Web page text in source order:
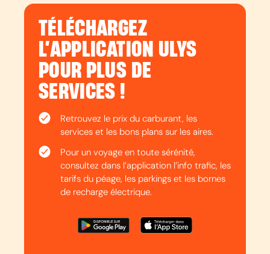
TÉLÉCHARGEZ
L’APPLICATION ULYS
POUR PLUS DE
SERVICES !
Retrouvez le prix du carburant, les
services et les bons plans sur les aires.
Pour un voyage en toute sérénité,
consultez dans l’application l’info trafic, les
tarifs du péage, les parkings et les bornes
de recharge électrique.